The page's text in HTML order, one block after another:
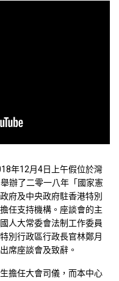
年12月4日上午假位於灣
辦了二零一八年「國家憲
府及中央政府駐香港特別
任支持機構。座談會的主
人大常委會法制工作委員
別行政區行政長官林鄭月
席座談會及致辭。
擔任大會司儀，而本中心